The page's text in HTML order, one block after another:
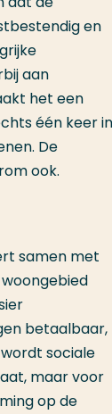
en
aan
het een
één keer in
De
ook.
samen met
betaalbaar,
sociale
maar voor
op de